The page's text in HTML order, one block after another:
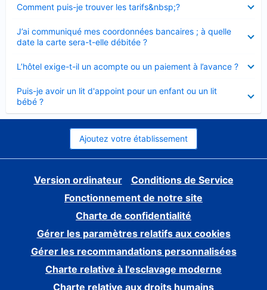
Comment puis-je trouver les tarifs&nbsp;?
fermé
J’ai communiqué mes coordonnées bancaires ; à quelle
date la carte sera-t-elle débitée ?
fermé
L’hôtel exige-t-il un acompte ou un paiement à l’avance ?
fermé
Puis-je avoir un lit d'appoint pour un enfant ou un lit
bébé ?
fermé
Ajoutez votre établissement
Version ordinateur
Conditions de Service
Fonctionnement de notre site
Charte de confidentialité
Gérer les paramètres relatifs aux cookies
Gérer les recommandations personnalisées
Charte relative à l'esclavage moderne
Charte relative aux droits humains